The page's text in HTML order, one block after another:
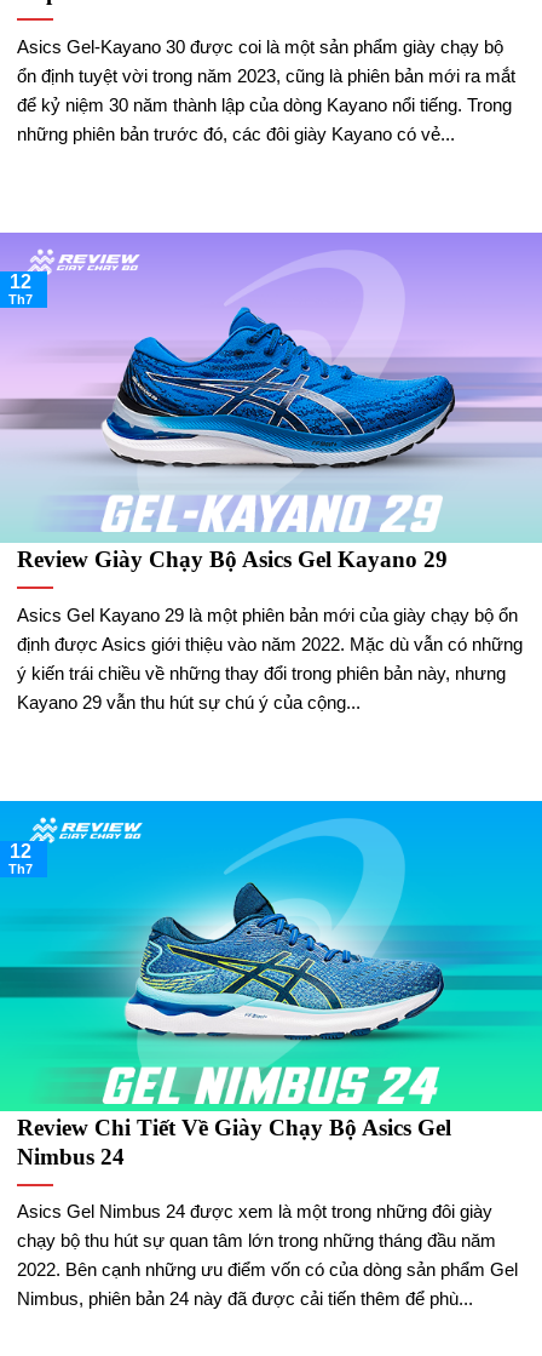
Asics Gel-Kayano 30 được coi là một sản phẩm giày chạy bộ
ổn định tuyệt vời trong năm 2023, cũng là phiên bản mới ra mắt
để kỷ niệm 30 năm thành lập của dòng Kayano nổi tiếng. Trong
những phiên bản trước đó, các đôi giày Kayano có vẻ...
Review Giày Chạy Bộ Asics Gel Kayano 29
Asics Gel Kayano 29 là một phiên bản mới của giày chạy bộ ổn
định được Asics giới thiệu vào năm 2022. Mặc dù vẫn có những
ý kiến trái chiều về những thay đổi trong phiên bản này, nhưng
Kayano 29 vẫn thu hút sự chú ý của cộng...
12
Th7
Review Chi Tiết Về Giày Chạy Bộ Asics Gel
Nimbus 24
Asics Gel Nimbus 24 được xem là một trong những đôi giày
chạy bộ thu hút sự quan tâm lớn trong những tháng đầu năm
2022. Bên cạnh những ưu điểm vốn có của dòng sản phẩm Gel
Nimbus, phiên bản 24 này đã được cải tiến thêm để phù...
12
Th7